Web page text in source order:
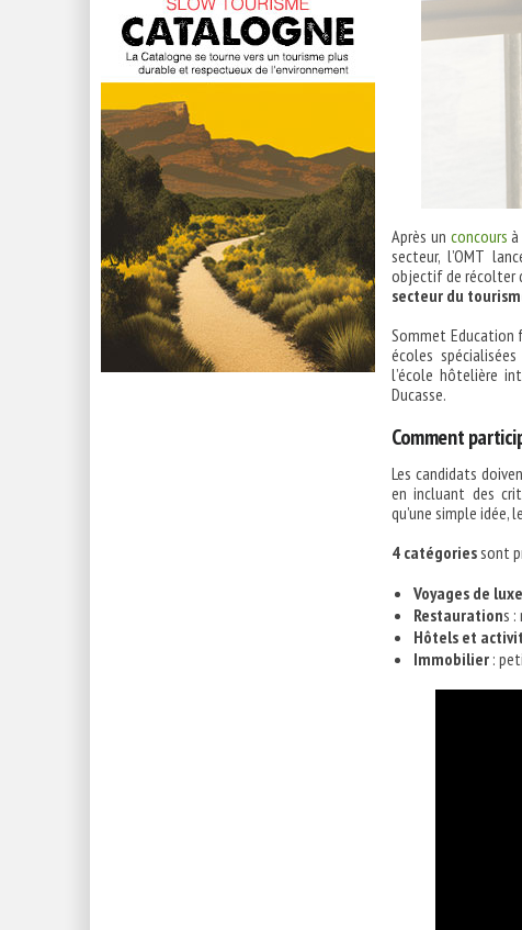
Après un concours
secteur, l’OMT
objectif de récolter
secteur du
Sommet Education
écoles
l’école hôtelière
Ducasse.
Comment
Les candidats
en incluant des
qu’une simple
4 catégoriessont
Voyages de
Restaurations
Hôtels et
Immobilier :